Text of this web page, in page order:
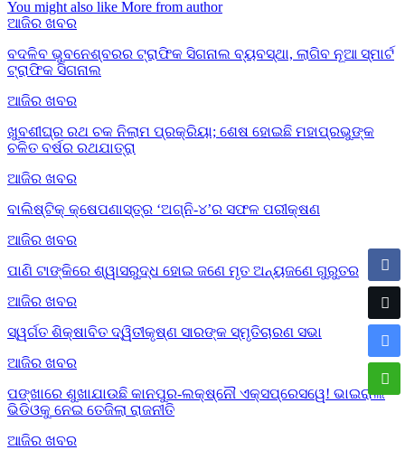
You might also like More from author
ଆଜିର ଖବର
ବଦଳିବ ଭୁବନେଶ୍ବରର ଟ୍ରାଫିକ ସିଗନାଲ ବ୍ୟବସ୍ଥା, ଲାଗିବ ନୂଆ ସ୍ମାର୍ଟ
ଟ୍ରାଫିକ ସିଗନାଲ
ଆଜିର ଖବର
ଖୁବଶୀଘ୍ର ରଥ ଚକ ନିଲାମ ପ୍ରକ୍ରିୟା; ଶେଷ ହୋଇଛି ମହାପ୍ରଭୁଙ୍କ
ଚଳିତ ବର୍ଷର ରଥଯାତ୍ରା
ଆଜିର ଖବର
ବାଲିଷ୍ଟିକ୍ କ୍ଷେପଣାସ୍ତ୍ର ‘ଅଗ୍ନି-୪’ର ସଫଳ ପରୀକ୍ଷଣ
ଆଜିର ଖବର
ପାଣି ଟାଙ୍କିରେ ଶ୍ୱାସରୁଦ୍ଧ ହୋଇ ଜଣେ ମୃତ ଅନ୍ୟଜଣେ ଗୁରୁତର
ଆଜିର ଖବର
ସ୍ୱର୍ଗତ ଶିକ୍ଷାବିତ ଦ୍ୱିତୀକୃଷ୍ଣ ସାରଙ୍କ ସ୍ମୃତିଚାରଣ ସଭା
ଆଜିର ଖବର
ପଙ୍ଖାରେ ଶୁଖାଯାଉଛି କାନପୁର-ଲକ୍ଷ୍ନୌ ଏକ୍ସପ୍ରେସୱେ! ଭାଇରାଲ
ଭିଡିଓକୁ ନେଇ ତେଜିଲା ରାଜନୀତି
ଆଜିର ଖବର